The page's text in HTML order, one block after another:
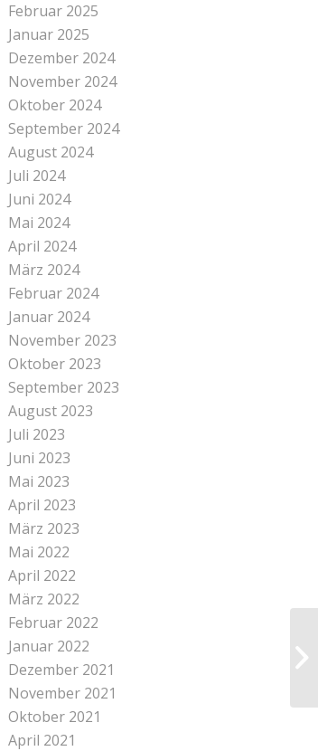
Februar 2025
Januar 2025
Dezember 2024
November 2024
Oktober 2024
September 2024
August 2024
Juli 2024
Juni 2024
Mai 2024
April 2024
März 2024
Februar 2024
Januar 2024
November 2023
Oktober 2023
September 2023
August 2023
Juli 2023
Juni 2023
Mai 2023
April 2023
März 2023
Mai 2022
April 2022
März 2022
Februar 2022
Januar 2022
Dezember 2021
November 2021
Oktober 2021
April 2021